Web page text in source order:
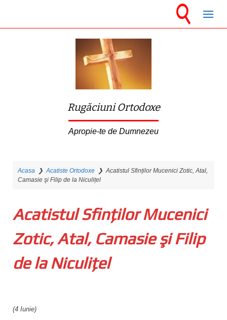
Rugăciuni Ortodoxe
Apropie-te de Dumnezeu
Acasa ❯Acatiste Ortodoxe ❯Acatistul Sfinților Mucenici Zotic, Atal,
Camasie şi Filip de la Niculițel
Acatistul Sfinților Mucenici
Zotic, Atal, Camasie şi Filip
de la Niculițel
(4 Iunie)